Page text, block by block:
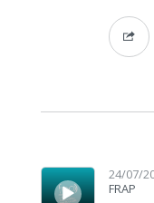
Lecteur audio 24/07/
FRAP